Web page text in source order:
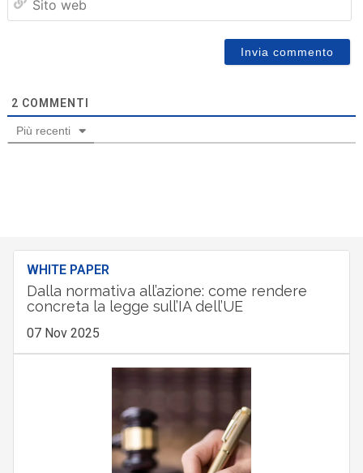
2 COMMENTI
Più recenti
WHITE PAPER
Dalla normativa all’azione: come rendere
concreta la legge sull’IA dell’UE
07 Nov 2025